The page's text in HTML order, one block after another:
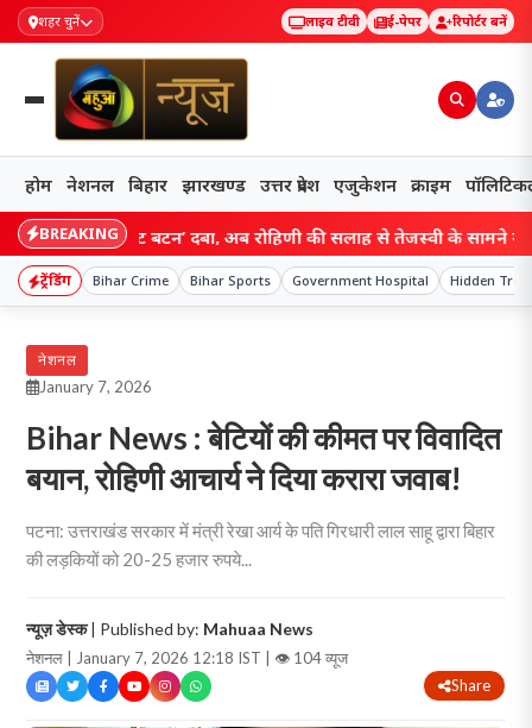
शहर चुनें लाइव टीवी ई-पेपर रिपोर्टर बनें
होम नेशनल बिहार झारखण्ड उत्तर प्रदेश एजुकेशन क्राइम
BREAKING
में ‘रीसेट बटन’ दबा, अब रोहिणी की सलाह से तेजस्वी के सामने नई
ट्रेंडिंग Bihar Crime Bihar Sports Government Hospital Hidden
नेशनल
January 7, 2026
Bihar News : बेटियों की कीमत पर विवादित
बयान, रोहिणी आचार्य ने दिया करारा जवाब!
पटना: उत्तराखंड सरकार में मंत्री रेखा आर्य के पति गिरधारी लाल साहू द्वारा बिहार
की लड़कियों को 20-25 हजार रुपये...
न्यूज़ डेस्क| Published by: Mahuaa News
नेशनल | January 7, 2026 12:18 IST | 👁 104 व्यूज
Share